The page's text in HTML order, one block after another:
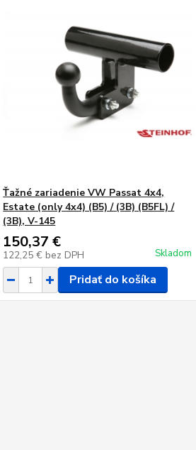
Ťažné zariadenie VW Passat 4x4,
Estate (only 4x4) (B5) / (3B) (B5FL) /
(3B), V-145
150,37 €
122,25 € bez DPH Skladom
Pridať do košíka